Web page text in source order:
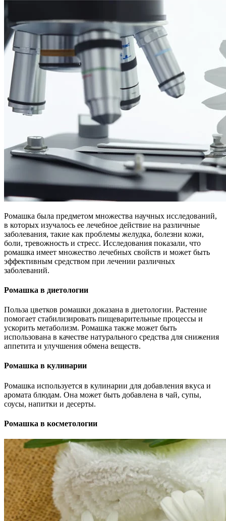
Ромашка была предметом множества научных исследований,
в которых изучалось ее лечебное действие на различные
заболевания, такие как проблемы желудка, болезни кожи,
боли, тревожность и стресс. Исследования показали, что
ромашка имеет множество лечебных свойств и может быть
эффективным средством при лечении различных
заболеваний.
Ромашка в диетологии
Польза цветков ромашки доказана в диетологии. Растение
помогает стабилизировать пищеварительные процессы и
ускорить метаболизм. Ромашка также может быть
использована в качестве натурального средства для снижения
аппетита и улучшения обмена веществ.
Ромашка в кулинарии
Ромашка используется в кулинарии для добавления вкуса и
аромата блюдам. Она может быть добавлена в чай, супы,
соусы, напитки и десерты.
Ромашка в косметологии